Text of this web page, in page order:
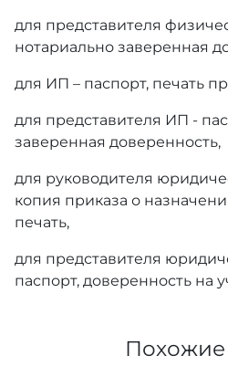
для представителя
нотариально заверенная
для ИП – паспорт, печать
для представителя ИП -
заверенная доверенность,
для руководителя
копия приказа о
печать,
для представителя
паспорт, доверенность на
Похожие